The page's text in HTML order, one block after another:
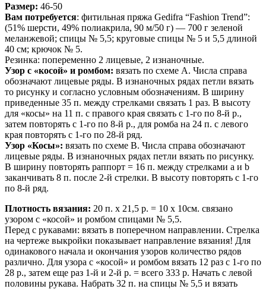
Размер: 46-50
Вам потребуется: фитильная пряжа Gedifra “Fashion Trend”:
(51% шерсти, 49% полиакрила, 90 м/50 г) — 700 г зеленой
меланжевой; спицы № 5,5; круговые спицы № 5 и 5,5 длиной
40 см; крючок № 5.
Резинка: попеременно 2 лицевые, 2 изнаночные.
Узор с «косой» и ромбом: вязать по схеме А. Числа справа
обозначают лицевые ряды. В изнаночных рядах петли вязать
то рисунку и согласно условным обозначениям. В ширину
приведенные 35 п. между стрелками связать 1 раз. В высоту
для «косы» на 11 п. с правого края связать с 1-го по 8-й р.,
затем повторять с 1-го по 8-й р., для ромба на 24 п. с левого
края повторять с 1-го по 28-й ряд.
Узор «Косы»: вязать по схеме В. Числа справа обозначают
лицевые ряды. В изнаночных рядах петли вязать по рисунку.
В ширину повторять раппорт = 16 п. между стрелками а и b
заканчивать 8 п. после 2-й стрелки. В высоту повторять с 1-го
по 8-й ряд.
Плотность вязания: 20 п. х 21,5 р. = 10 х 10см. связано
узором с «косой» и ромбом спицами № 5,5.
Перед с рукавами: вязать в поперечном направлении. Стрелка
на чертеже выкройки показывает направление вязания! Для
одинакового начала и окончания узоров количество рядов
различно. Для узора с «косой» и ромбом вязать 12 раз с 1-го по
28 р., затем еще раз 1-й и 2-й р. = всего 333 р. Начать с левой
половины рукава. Набрать 32 п. на спицы № 5,5 и вязать